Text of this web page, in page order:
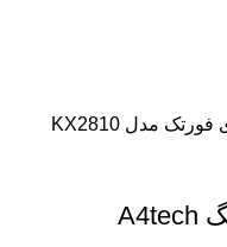
ست کیبورد و موس گیمینگ A4tech